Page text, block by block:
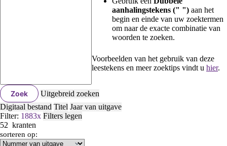
aanhalingstekens (" ") aan het
begin en einde van uw zoektermen
om naar de exacte combinatie van
woorden te zoeken.
Voorbeelden van het gebruik van deze
leestekens en meer zoektips vindt u hier.
Zoek
Uitgebreid zoeken
Digitaal bestand Titel Jaar van uitgave
Filter: 1883x Filters legen
52 kranten
sorteren op: